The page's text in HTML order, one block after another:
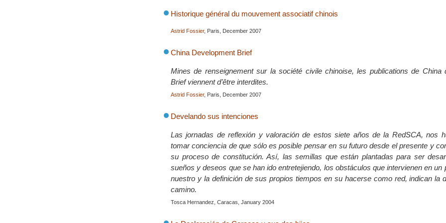
Historique général du mouvement associatif chinois
Astrid Fossier, Paris, December 2007
China Development Brief
Mines de renseignement sur la société civile chinoise, les publications de China
Brief viennent d’être interdites.
Astrid Fossier, Paris, December 2007
Develando sus intenciones
Las jornadas de reflexión y valoración de estos siete años de la RedSCA, nos
tomar conciencia de que sólo es posible pensar en su futuro desde el presente y
su proceso de constitución. Así, las semillas que están plantadas para ser
sueños y deseos que se han ido entretejiendo, los obstáculos que intervienen en un
nuestro y la definición de sus propios tiempos en su hacerse como red, indican la
camino.
Tosca Hernandez, Caracas, January 2004